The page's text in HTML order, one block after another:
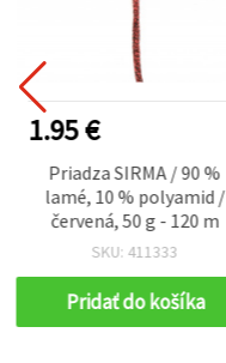
1.95 €
Priadza SIRMA / 90 %
lamé, 10 % polyamid /
červená, 50 g - 120 m
SKU: 411333
Pridať do košíka